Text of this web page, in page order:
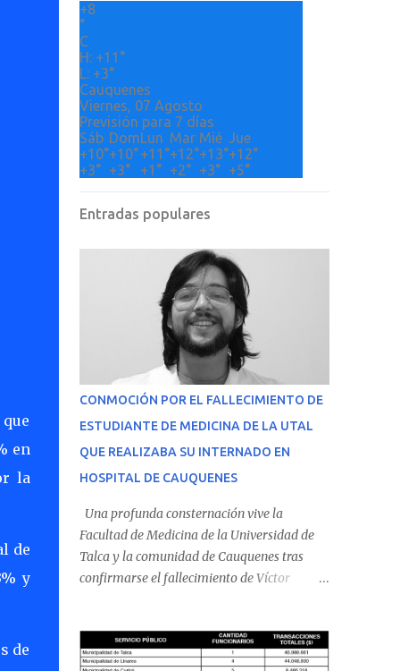
en
la
de
y
de
+8
°
C
H: +11°
L: +3°
Cauquenes
Viernes, 07 Agosto
Previsión para 7 días
Sáb DomLun Mar Mié Jue
+10°+10°+11°+12°+13°+12°
+3° +3° +1° +2° +3° +5°
Entradas populares
CONMOCIÓN POR EL FALLECIMIENTO DE
ESTUDIANTE DE MEDICINA DE LA UTAL
QUE REALIZABA SU INTERNADO EN
HOSPITAL DE CAUQUENES
Una profunda consternación vive la
Facultad de Medicina de la Universidad de
Talca y la comunidad de Cauquenes tras
confirmarse el fallecimiento de Víctor
Cauquenes. De acuerdo con los antecedentes
conocidos, el joven se presentó a cumplir su